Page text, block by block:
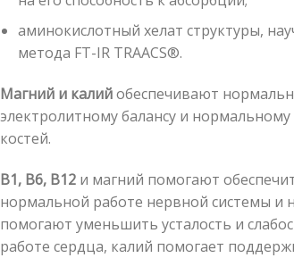
аминокислотный хелат структуры,
метода FT-IR TRAACS®.
Магний и калийобеспечивают
электролитному балансу и
костей.
B1, B6, B12и магний помогают
нормальной работе нервной системы и
помогают уменьшить усталость и
работе сердца, калий помогает